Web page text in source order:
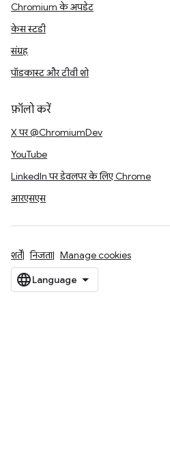
Chromium के अपडेट
केस स्टडी
संग्रह
पॉडकास्ट और टीवी शो
फ़ॉलो करें
X पर @ChromiumDev
YouTube
LinkedIn पर डेवलपर के लिए Chrome
आरएसएस
शर्तें निजता Manage cookies